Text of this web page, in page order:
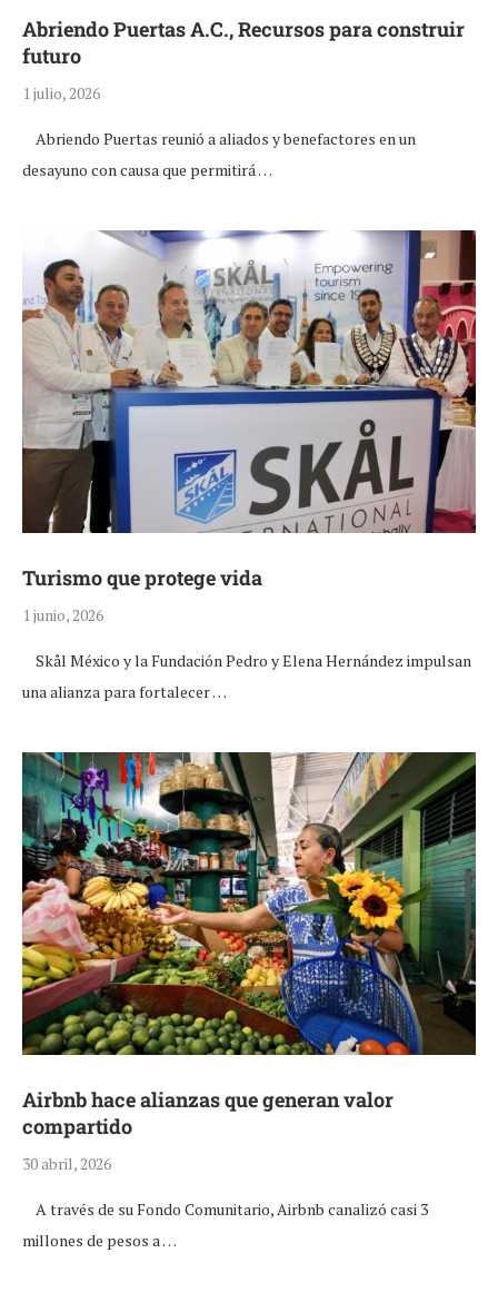
Abriendo Puertas A.C., Recursos para construir
futuro
1 julio, 2026
Abriendo Puertas reunió a aliados y benefactores en un
desayuno con causa que permitirá …
Turismo que protege vida
1 junio, 2026
Skål México y la Fundación Pedro y Elena Hernández impulsan
una alianza para fortalecer …
Airbnb hace alianzas que generan valor
compartido
30 abril, 2026
A través de su Fondo Comunitario, Airbnb canalizó casi 3
millones de pesos a …